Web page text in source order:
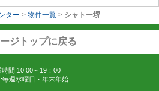
ター > 物件一覧 > シャトー堺
ジトップに戻る
時間:10:00～19：00
毎週水曜日・年末年始